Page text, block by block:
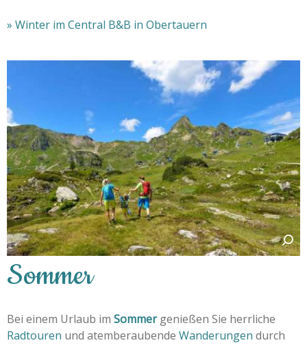
» Winter im Central B&B in Obertauern
Sommer
Bei einem Urlaub im Sommergenießen Sie herrliche
Radtouren und atemberaubende Wanderungen durch